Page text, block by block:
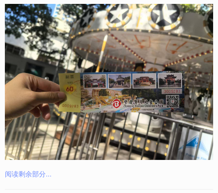
阅读剩余部分...